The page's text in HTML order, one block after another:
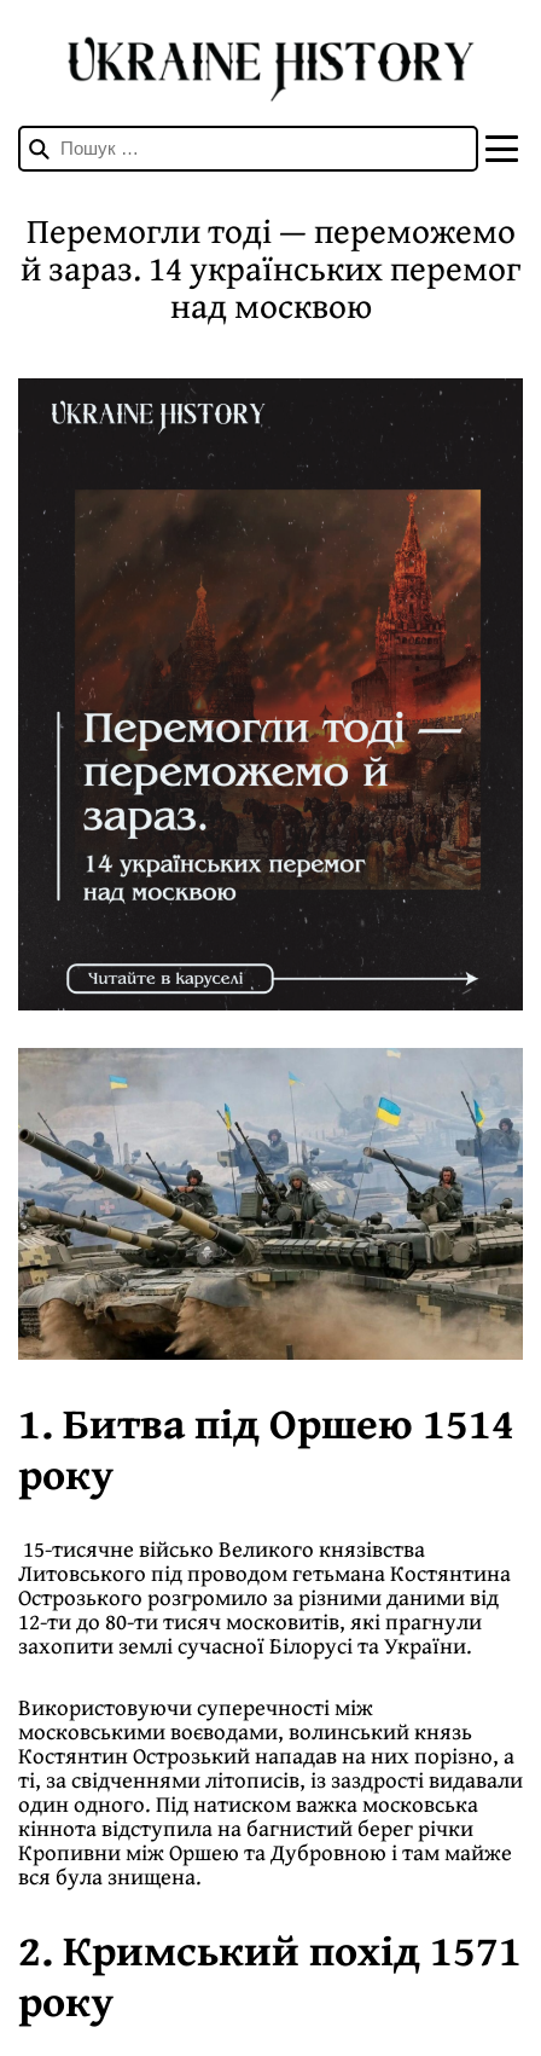
Пошук:
Перемогли тоді — переможемо
й зараз. 14 українських перемог
над москвою
1. Битва під Оршею 1514
року
15-тисячне військо Великого князівства
Литовського під проводом гетьмана Костянтина
Острозького розгромило за різними даними від
12-ти до 80-ти тисяч московитів, які прагнули
захопити землі сучасної Білорусі та України.
Використовуючи суперечності між
московськими воєводами, волинський князь
Костянтин Острозький нападав на них порізно, а
ті, за свідченнями літописів, із заздрості видавали
один одного. Під натиском важка московська
кіннота відступила на багнистий берег річки
Кропивни між Оршею та Дубровною і там майже
вся була знищена.
2. Кримський похід 1571
року